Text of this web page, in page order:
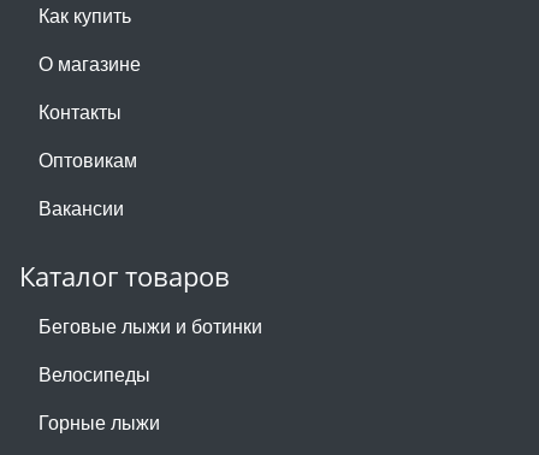
Как купить
О магазине
Контакты
Оптовикам
Вакансии
Каталог товаров
Беговые лыжи и ботинки
Велосипеды
Горные лыжи